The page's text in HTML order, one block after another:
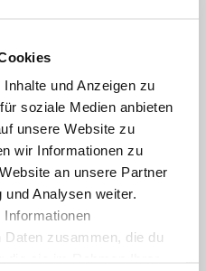
und Anzeigen zu
soziale Medien anbieten
unsere Website zu
wir Informationen zu
an unsere Partner
Analysen weiter.
zusammen, die du